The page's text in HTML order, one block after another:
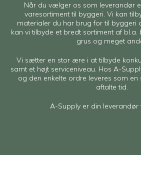
Når du vælger os som leverandør
varesortiment til byggeri. Vi kan
materialer du har brug for til byggeri
kan vi tilbyde et bredt sortiment af
grus og meget
Vi sætter en stor ære i at tilbyde
samt et højt serviceniveau. Hos A-
og den enkelte ordre leveres som en
aftalte tid.
A-Supply er din leverandør